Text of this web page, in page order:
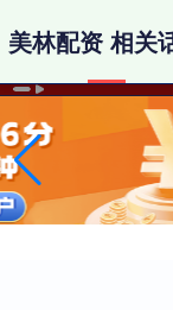
美林配资 相关